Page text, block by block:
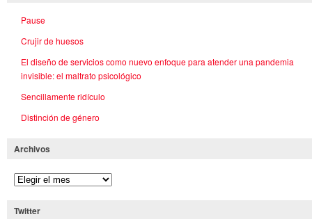
Pause
Crujir de huesos
El diseño de servicios como nuevo enfoque para atender una pandemia
invisible: el maltrato psicológico
Sencillamente ridículo
Distinción de género
Archivos
Twitter